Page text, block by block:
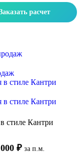
расчет
стиле Кантри
₽ за п.м.